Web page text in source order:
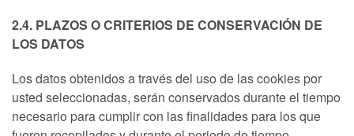
2.4. PLAZOS O CRITERIOS DE CONSERVACIÓN DE
LOS DATOS
Los datos obtenidos a través del uso de las cookies por
usted seleccionadas, serán conservados durante el tiempo
necesario para cumplir con las finalidades para los que